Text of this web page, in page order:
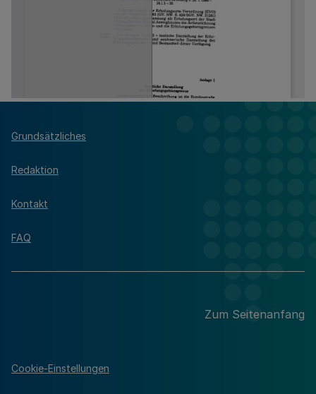
Grundsätzliches
Redaktion
Kontakt
FAQ
Zum Seitenanfang
Cookie-Einstellungen